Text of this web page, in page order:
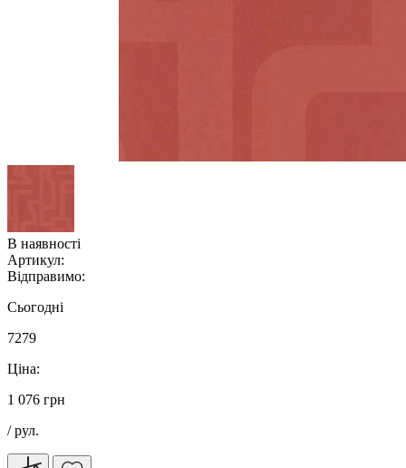
В наявності
Артикул:
Відправимо:
Сьогодні
7279
Ціна:
1 076 грн
/ рул.